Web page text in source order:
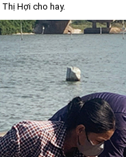
Hợi cho hay.